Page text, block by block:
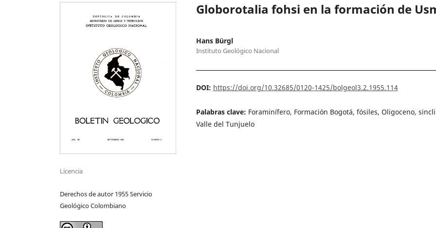
Globorotalia fohsi en la formación de
Hans Bürgl
Instituto Geológico Nacional
DOI: https://doi.org/10.32685/0120-1425/bolgeol3.2.1955.114
Palabras clave: Foraminífero, Formación Bogotá, fósiles, Oligoceno,
Valle del Tunjuelo
Licencia
Derechos de autor 1955 Servicio
Geológico Colombiano